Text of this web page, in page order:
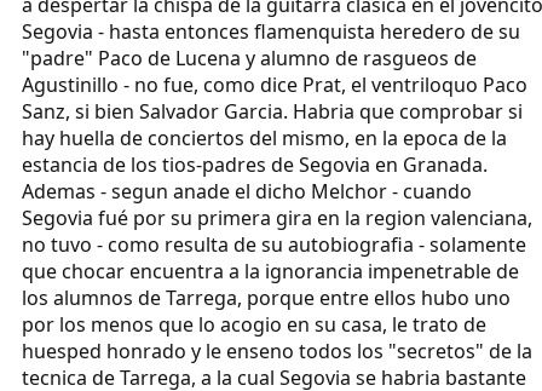
Segovia - hasta entonces flamenquista heredero de su
"padre" Paco de Lucena y alumno de rasgueos de
Agustinillo - no fue, como dice Prat, el ventriloquo Paco
Sanz, si bien Salvador Garcia. Habria que comprobar si
hay huella de conciertos del mismo, en la epoca de la
estancia de los tios-padres de Segovia en Granada.
Ademas - segun anade el dicho Melchor - cuando
Segovia fué por su primera gira en la region valenciana,
no tuvo - como resulta de su autobiografia - solamente
que chocar encuentra a la ignorancia impenetrable de
los alumnos de Tarrega, porque entre ellos hubo uno
por los menos que lo acogio en su casa, le trato de
huesped honrado y le enseno todos los "secretos" de la
tecnica de Tarrega, a la cual Segovia se habria bastante